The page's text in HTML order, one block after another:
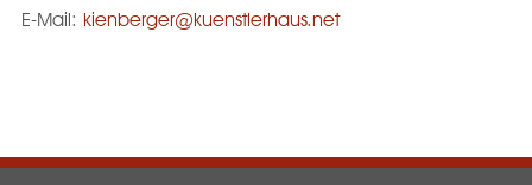
E-Mail: kienberger@kuenstlerhaus.net